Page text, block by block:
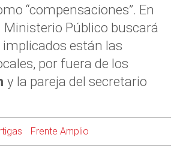
“compensaciones”. En
Ministerio Público buscará
están las
por fuera de los
y la pareja del secretario
Frente Amplio